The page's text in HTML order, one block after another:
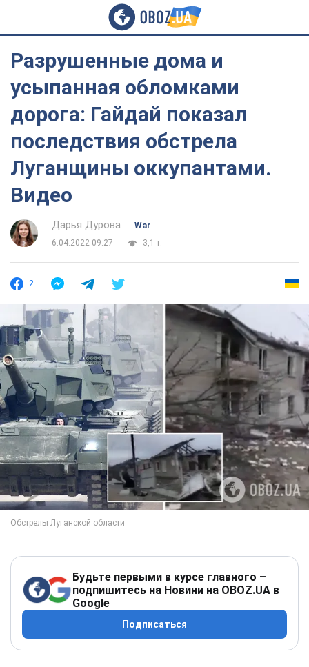
Разрушенные дома и
усыпанная обломками
дорога: Гайдай показал
последствия обстрела
Луганщины оккупантами.
Видео
Дарья Дурова
War
6.04.2022 09:27
3,1 т.
2
Будьте первыми в курсе главного –
подпишитесь на Новини на OBOZ.UA в
Google
Подписаться